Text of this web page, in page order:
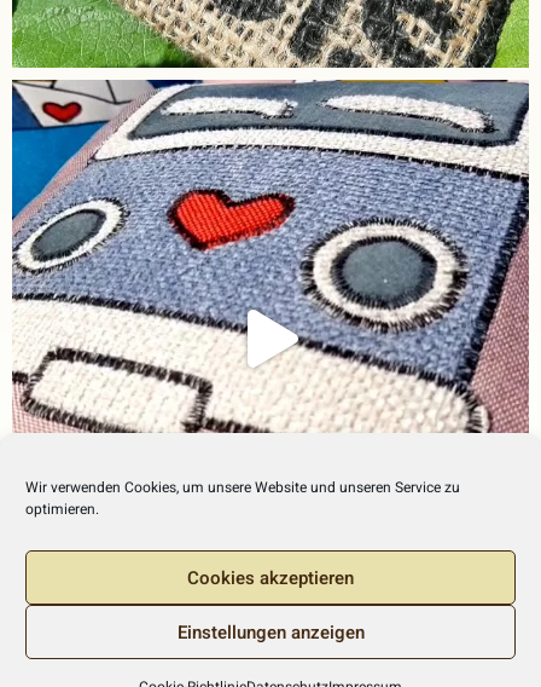
Wir verwenden Cookies, um unsere Website und unseren Service zu
optimieren.
Cookies akzeptieren
Einstellungen anzeigen
2026 Co pyright Munkileev